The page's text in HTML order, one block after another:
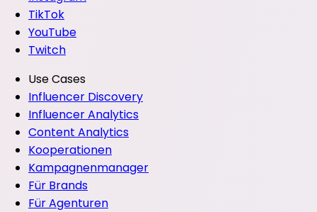
TikTok
YouTube
Twitch
Use Cases
Influencer Discovery
Influencer Analytics
Content Analytics
Kooperationen
Kampagnenmanager
Für Brands
Für Agenturen